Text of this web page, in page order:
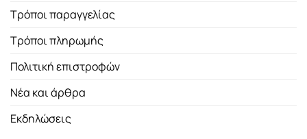
Τρόποι παραγγελίας
Τρόποι πληρωμής
Πολιτική επιστροφών
Νέα και άρθρα
Εκδηλώσεις